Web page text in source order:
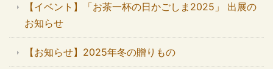
【イベント】「お茶一杯の日かごしま2025」 出展の
お知らせ
【お知らせ】2025年冬の贈りもの